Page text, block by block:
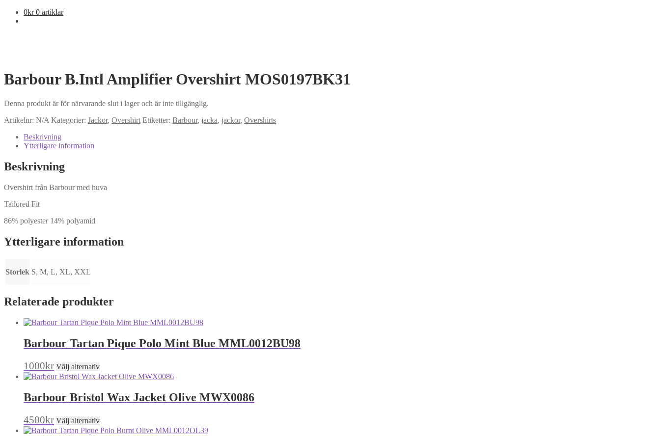
0kr 0 artiklar
Barbour B.Intl Amplifier Overshirt MOS0197BK31
Denna produkt är för närvarande slut i lager och är inte tillgänglig.
Artikelnr: N/A Kategorier: Jackor, Overshirt Etiketter: Barbour, jacka, jackor, Overshirts
Beskrivning
Ytterligare information
Beskrivning
Overshirt från Barbour med huva
Tailored Fit
86% polyester 14% polyamid
Ytterligare information
Storlek S, M, L, XL, XXL
Relaterade produkter
Barbour Tartan Pique Polo Mint Blue MML0012BU98
1000kr Välj alternativDen
här
produkten
flera
olika
alternativen
Barbour Bristol Wax Jacket Olive MWX0086
4500kr Välj alternativDen
här
produkten